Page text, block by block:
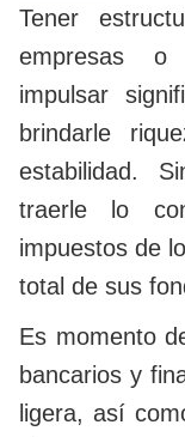
Tener
empresas o
impulsar
brindarle
estabilidad.
traerle lo
impuestos de
total de sus
Es momento
bancarios y
ligera, así